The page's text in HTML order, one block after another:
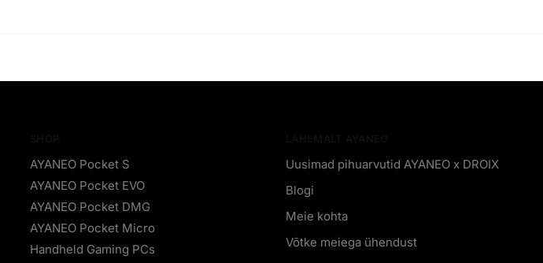
AYANEO Pocket S
AYANEO Pocket EVO
AYANEO Pocket DMG
AYANEO Pocket Micro
Handheld Gaming PCs
Uusimad pihuarvutid AYANEO x DROIX
Blogi
Meie kohta
Võtke meiega ühendust